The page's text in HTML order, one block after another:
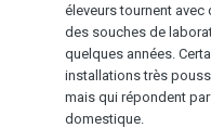
éleveurs tournent
des souches de
quelques années.
installations très
mais qui répondent
domestique.